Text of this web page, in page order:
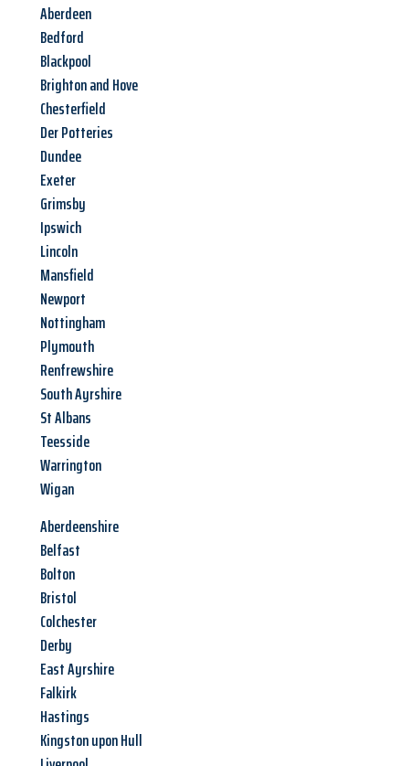
Aberdeen
Bedford
Blackpool
Brighton and Hove
Chesterfield
Der Potteries
Dundee
Exeter
Grimsby
Ipswich
Lincoln
Mansfield
Newport
Nottingham
Plymouth
Renfrewshire
South Ayrshire
St Albans
Teesside
Warrington
Wigan
Aberdeenshire
Belfast
Bolton
Bristol
Colchester
Derby
East Ayrshire
Falkirk
Hastings
Kingston upon Hull